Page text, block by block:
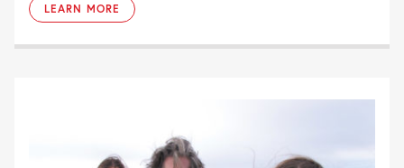
LEARN MORE